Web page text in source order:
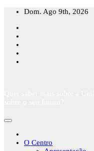
Skip
content
Dom. Ago 9th, 2026
O Centro